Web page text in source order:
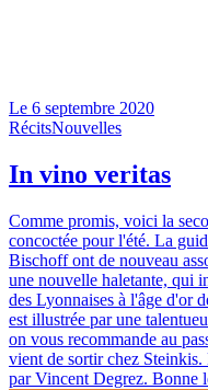
Le 6 septembre 2020
RécitsNouvelles
In vino veritas
Comme promis, voici la
concoctée pour l'été. La
Bischoff ont de nouveau
une nouvelle haletante, qui
des Lyonnaises à l'âge d'or
est illustrée par une
on vous recommande au
vient de sortir chez Steinkis.
par Vincent Degrez. Bonne